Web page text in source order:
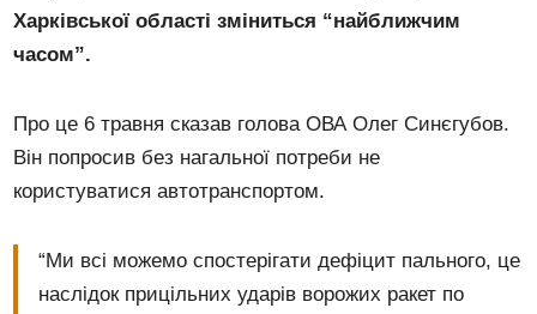
Харківської області зміниться “найближчим
часом”.
Про це 6 травня сказав голова ОВА Олег Синєгубов.
Він попросив без нагальної потреби не
користуватися автотранспортом.
“Ми всі можемо спостерігати дефіцит пального, це
наслідок прицільних ударів ворожих ракет по